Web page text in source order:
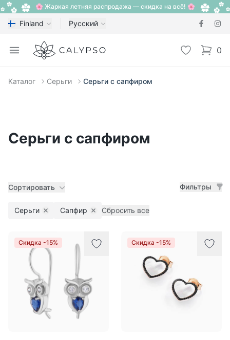
🌸 Жаркая летняя распродажа — скидка на всё! 🌸
Finland Русский
Open menu
Calypso Избранное
0
items
Каталог Серьги Серьги с сапфиром
Серьги с сапфиром
Сортировать Фильтры
Серьги Remove filter
Сапфир Remove filter
Сбросить все
Товары
Скидка -15% Скидка -15%